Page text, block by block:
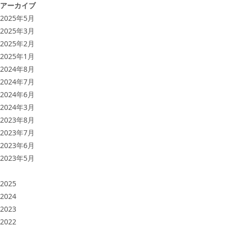
アーカイブ
2025年5月
2025年3月
2025年2月
2025年1月
2024年8月
2024年7月
2024年6月
2024年3月
2023年8月
2023年7月
2023年6月
2023年5月
2025
2024
2023
2022